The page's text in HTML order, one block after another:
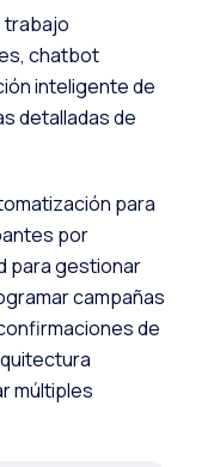
trabajo
chatbot
inteligente de
detalladas de
para
por
para gestionar
campañas
de
múltiples